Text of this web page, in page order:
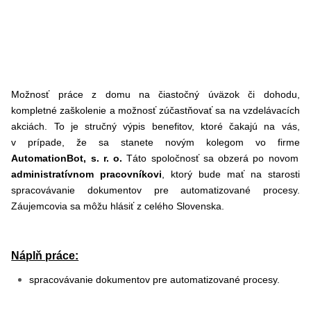
Možnosť práce z domu na čiastočný úväzok či dohodu,
kompletné zaškolenie a možnosť zúčastňovať sa na vzdelávacích
akciách. To je stručný výpis benefitov, ktoré čakajú na vás,
v prípade, že sa stanete novým kolegom vo firme
AutomationBot, s. r. o. Táto spoločnosť sa obzerá po novom
administratívnom pracovníkovi , ktorý bude mať na starosti
spracovávanie dokumentov pre automatizované procesy.
Záujemcovia sa môžu hlásiť z celého Slovenska.
Náplň práce:
spracovávanie dokumentov pre automatizované procesy.